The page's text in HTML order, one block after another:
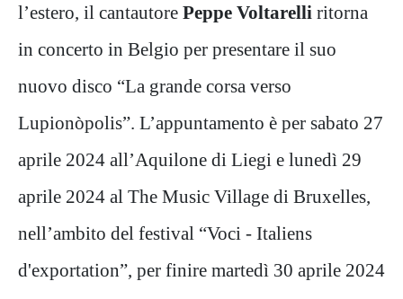
l’estero, il cantautore Peppe Voltarelli ritorna
in concerto in Belgio per presentare il suo
nuovo disco “La grande corsa verso
Lupionòpolis”. L’appuntamento è per sabato 27
aprile 2024 all’Aquilone di Liegi e lunedì 29
aprile 2024 al The Music Village di Bruxelles,
nell’ambito del festival “Voci - Italiens
d'exportation”, per finire martedì 30 aprile 2024